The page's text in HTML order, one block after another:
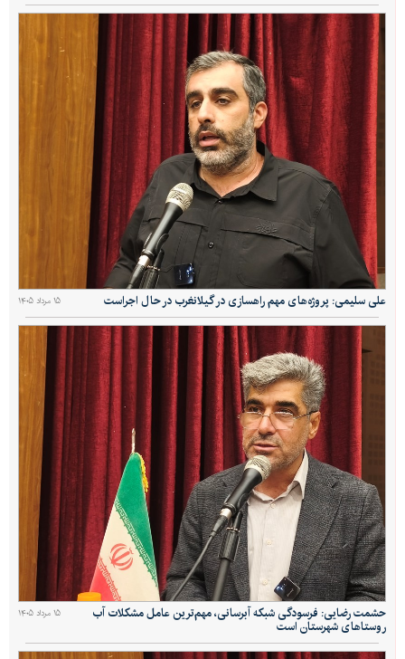
۱۵ مرداد ۱۴۰۵ علی سلیمی: پروژه‌های مهم راهسازی در گیلانغرب در حال اجراست
۱۵ مرداد ۱۴۰۵ حشمت رضایی: فرسودگی شبکه آبرسانی، مهم‌ترین عامل مشکلات آب
روستاهای شهرستان است